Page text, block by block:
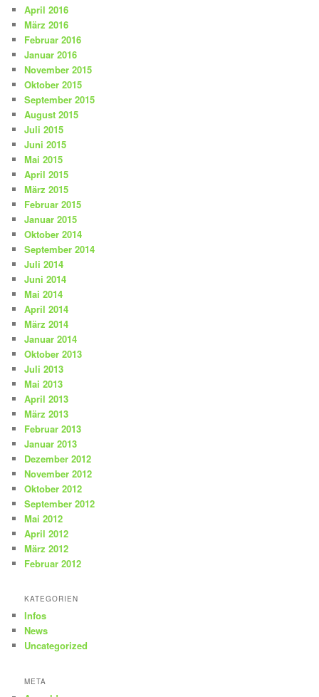
April 2016
März 2016
Februar 2016
Januar 2016
November 2015
Oktober 2015
September 2015
August 2015
Juli 2015
Juni 2015
Mai 2015
April 2015
März 2015
Februar 2015
Januar 2015
Oktober 2014
September 2014
Juli 2014
Juni 2014
Mai 2014
April 2014
März 2014
Januar 2014
Oktober 2013
Juli 2013
Mai 2013
April 2013
März 2013
Februar 2013
Januar 2013
Dezember 2012
November 2012
Oktober 2012
September 2012
Mai 2012
April 2012
März 2012
Februar 2012
KATEGORIEN
Infos
News
Uncategorized
META